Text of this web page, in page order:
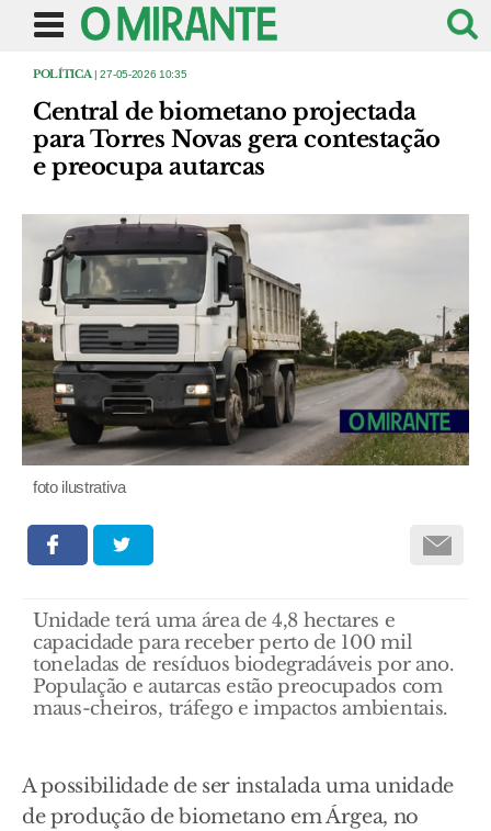
POLÍTICA | 27-05-2026 10:35
Central de biometano projectada
para Torres Novas gera contestação
e preocupa autarcas
foto ilustrativa
Unidade terá uma área de 4,8 hectares e
capacidade para receber perto de 100 mil
toneladas de resíduos biodegradáveis por ano.
População e autarcas estão preocupados com
maus-cheiros, tráfego e impactos ambientais.
A possibilidade de ser instalada uma unidade
de produção de biometano em Árgea, no